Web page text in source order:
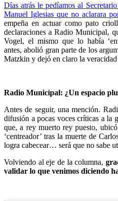
Días atrás le pedíamos al
Manuel Iglesias que no aclarara
empeña en actuar como pato
declaraciones a Radio Municipal,
Vogel, el mismo que lo había
antes, abolió gran parte de los
Matzkin y dejó en claro la veracidad
Radio Municipal: ¿Un espacio
Antes de seguir, una mención.
difusión a pocas voces críticas a la
que, a rey muerto rey puesto,
‘centreador’ tras la muerte de
logra cabecear… será que no sabe
Volviendo al eje de la columna,
validar lo que venimos diciendo